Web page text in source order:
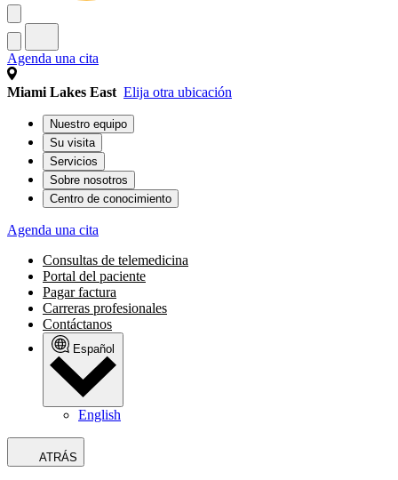
Agenda una cita
Miami Lakes East Elija otra ubicación
Nuestro equipo
Su visita
Servicios
Sobre nosotros
Centro de conocimiento
Agenda una cita
Consultas de telemedicina
Portal del paciente
Pagar factura
Carreras profesionales
Contáctanos
Español
English
ATRÁS